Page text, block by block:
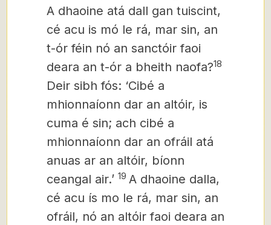
A dhaoine atá dall gan tuiscint,
cé acu is mó le rá, mar sin, an
t-ór féin nó an sanctóir faoi
deara an t-ór a bheith naofa?18
Deir sibh fós: ‘Cibé a
mhionnaíonn dar an altóir, is
cuma é sin; ach cibé a
mhionnaíonn dar an ofráil atá
anuas ar an altóir, bíonn
ceangal air.’ 19 A dhaoine dalla,
cé acu ís mo le rá, mar sin, an
ofráil, nó an altóir faoi deara an